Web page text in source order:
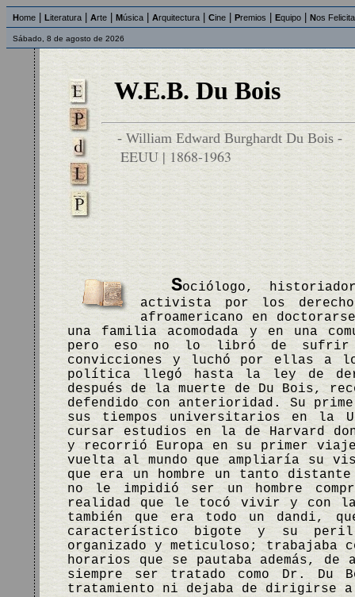
Home Literatura Arte Música Arquitectura Cine Premios Equipo Nos
Sábado, 8 de agosto de 2026
W.E.B. Du Bois
- William Edward Burghardt Du Bois -
EEUU | 1868-1963
Sociólogo,
activista por los
afroamericano en
una familia acomodada y en una
pero eso no lo libró de sufrir
convicciones y luchó por ellas a
política llegó hasta la ley de
después de la muerte de Du Bois,
defendido con anterioridad. Su
sus tiempos universitarios en la
cursar estudios en la de Harvard
y recorrió Europa en su primer
vuelta al mundo que ampliaría su
que era un hombre un tanto
no le impidió ser un hombre
realidad que le tocó vivir y con
también que era todo un dandi,
característico bigote y su
organizado y meticuloso; trabajaba
horarios que se pautaba además,
siempre ser tratado como Dr. Du
tratamiento ni dejaba de dirigirse a